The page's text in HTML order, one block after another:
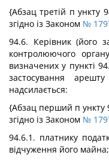
{Абзац третій п ункту
згідно із Законом №
94.6. Керівник (його
контролюючого
визначених у пункті
застосування
надсилається:
{Абзац перший п ункту
згідно із Законом №
94.6.1. платнику
відчуження його майна;